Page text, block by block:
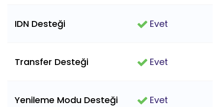
IDN Desteği Evet
Transfer Desteği Evet
Yenileme Modu Desteği Evet